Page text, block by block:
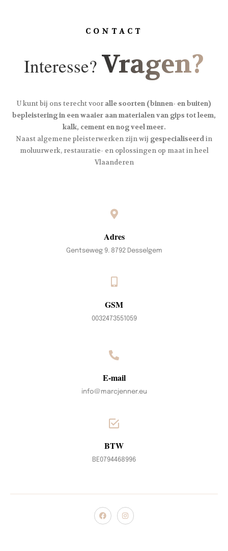
CONTACT
Interesse? Vragen?
U kunt bij ons terecht voor alle soorten (binnen- en buiten)
bepleistering in een waaier aan materialen van gips tot leem,
kalk, cement en nog veel meer.
Naast algemene pleisterwerken zijn wij gespecialiseerdin
moluurwerk, restauratie- en oplossingen op maat in heel
Vlaanderen
Adres
Gentseweg 9. 8792 Desselgem
GSM
0032473551059
E-mail
info@marcjenner.eu
BTW
BE0794468996